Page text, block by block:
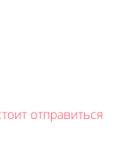
отправиться